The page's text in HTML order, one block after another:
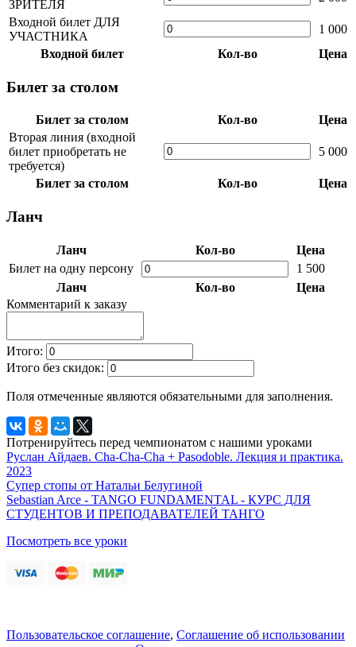
ЗРИТЕЛЯ
Входной билет ДЛЯ
УЧАСТНИКА
1 000
Входной билет
Кол-во Цена
Билет за столом
Билет за столом Кол-во
Цена
Вторая линия (входной
билет приобретать не
требуется)
5 000
Билет за столом Кол-во Цена
Ланч
Ланч Кол-во
Цена
Билет на одну персону
1 500
Ланч
Кол-во
Цена
Комментарий к заказу
Итого:
Итого без скидок:
Поля отмеченные являются обязательными для заполнения.
Потренируйтесь перед чемпионатом с нашими уроками
Руслан Айдаев. Cha-Cha-Cha + Pasodoble. Лекция и практика.
2023
Супер стопы от Натальи Белугиной
Sebastian Arce - TANGO FUNDAMENTAL - КУРС ДЛЯ
СТУДЕНТОВ И ПРЕПОДАВАТЕЛЕЙ ТАНГО
Посмотреть все уроки
Пользовательское соглашение, Соглашение об использовании